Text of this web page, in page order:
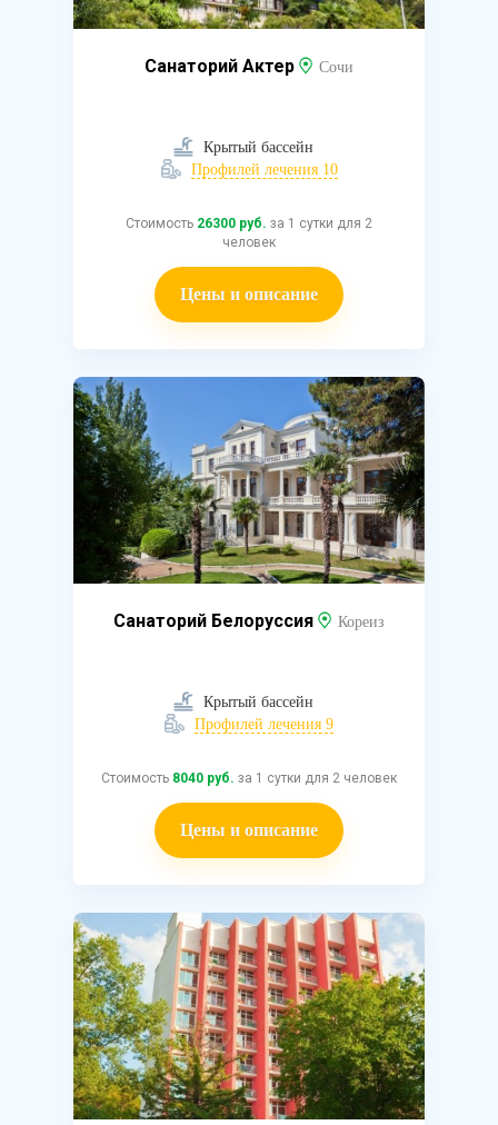
Санаторий Актер Сочи
Крытый бассейн
Профилей лечения 10
Стоимость 26300 руб. за 1 сутки для 2
человек
Цены и описание
Санаторий Белоруссия Кореиз
Крытый бассейн
Профилей лечения 9
Стоимость 8040 руб. за 1 сутки для 2 человек
Цены и описание